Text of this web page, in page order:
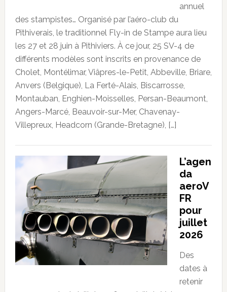
annuel
des stampistes… Organisé par l’aéro-club du
Pithiverais, le traditionnel Fly-in de Stampe aura lieu
les 27 et 28 juin à Pithiviers. À ce jour, 25 SV-4 de
différents modèles sont inscrits en provenance de
Cholet, Montélimar, Viâpres-le-Petit, Abbeville, Briare,
Anvers (Belgique), La Ferté-Alais, Biscarrosse,
Montauban, Enghien-Moisselles, Persan-Beaumont,
Angers-Marcé, Beauvoir-sur-Mer, Chavenay-
Villepreux, Headcorn (Grande-Bretagne), […]
L’agen
da
aeroV
FR
pour
juillet
2026
Des
dates à
retenir